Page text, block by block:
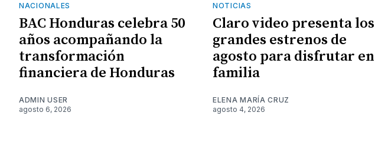
NACIONALES
BAC Honduras celebra 50
años acompañando la
transformación
financiera de Honduras
ADMIN USER
agosto 6, 2026
NOTICIAS
Claro video presenta los
grandes estrenos de
agosto para disfrutar en
familia
ELENA MARÍA CRUZ
agosto 4, 2026